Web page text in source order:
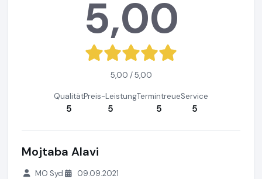
5,00
5,00 / 5,00
Qualität
5
Preis-Leistung
5
Termintreue
5
Service
5
Mojtaba Alavi
MO Syd 09.09.2021